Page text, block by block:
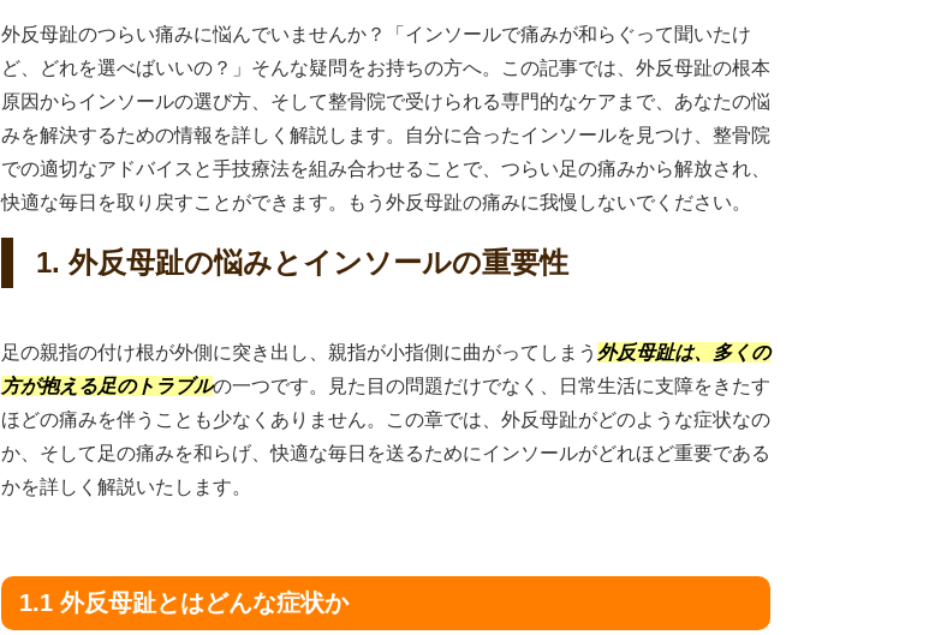
外反母趾のつらい痛みに悩んでいませんか？「インソールで痛みが和らぐって聞いたけ
ど、どれを選べばいいの？」そんな疑問をお持ちの方へ。この記事では、外反母趾の根本
原因からインソールの選び方、そして整骨院で受けられる専門的なケアまで、あなたの悩
みを解決するための情報を詳しく解説します。自分に合ったインソールを見つけ、整骨院
での適切なアドバイスと手技療法を組み合わせることで、つらい足の痛みから解放され、
快適な毎日を取り戻すことができます。もう外反母趾の痛みに我慢しないでください。
1. 外反母趾の悩みとインソールの重要性
足の親指の付け根が外側に突き出し、親指が小指側に曲がってしまう 外反母趾は、多くの
方が抱える足のトラブルの一つです。見た目の問題だけでなく、日常生活に支障をきたす
ほどの痛みを伴うことも少なくありません。この章では、外反母趾がどのような症状なの
か、そして足の痛みを和らげ、快適な毎日を送るためにインソールがどれほど重要である
かを詳しく解説いたします。
1.1 外反母趾とはどんな症状か